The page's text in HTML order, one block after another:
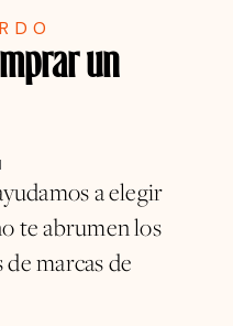
un
a elegir
te abrumen los
marcas de